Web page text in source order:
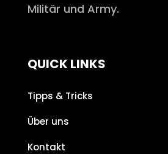
Militär und Army.
QUICK LINKS
Tipps & Tricks
Über uns
Kontakt